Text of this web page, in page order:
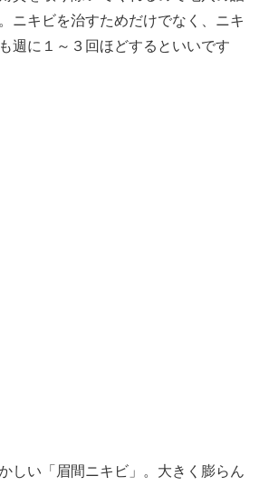
ニキビを治すためだけでなく、ニキ
週に１～３回ほどするといいです
しい「眉間ニキビ」。大きく膨らん